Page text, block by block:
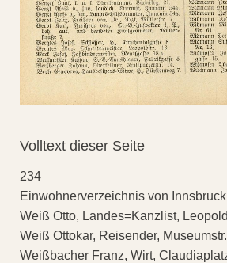
Volltext dieser Seite
234
Einwohnerverzeichnis von
Weiß Otto, Landes=Kanzlist,
Weiß Ottokar, Reisender,
Weißbacher Franz, Wirt,